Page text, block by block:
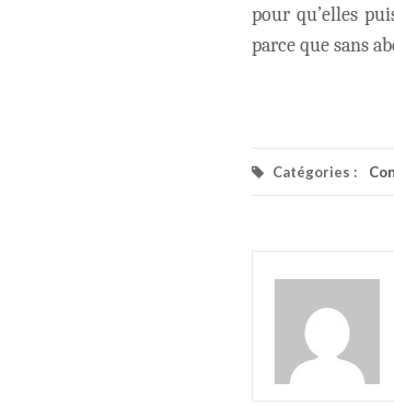
pour qu’elles
parce que sans
Catégories :